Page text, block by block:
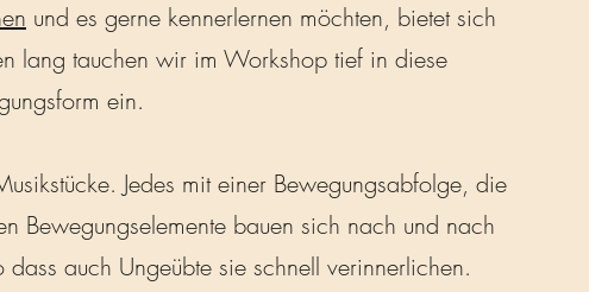
und es gerne kennerlernen möchten, bietet sich
lang tauchen wir im Workshop tief in diese
ein.
Jedes mit einer Bewegungsabfolge, die
Bewegungselemente bauen sich nach und nach
auch Ungeübte sie schnell verinnerlichen.